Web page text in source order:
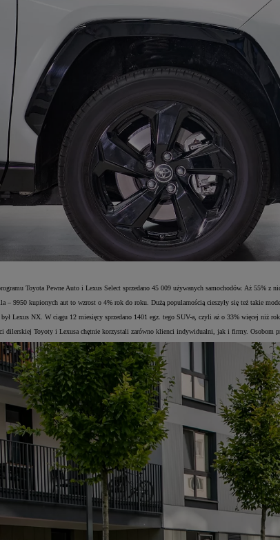
Toyota Pewne Auto i Lexus Select sprzedano 45 009 używanych samochodów. Aż 55% z
– 9950 kupionych aut to wzrost o 4% rok do roku. Dużą popularnością cieszyły się też takie
Lexus NX. W ciągu 12 miesięcy sprzedano 1401 egz. tego SUV-a, czyli aż o 33% więcej niż
dilerskiej Toyoty i Lexusa chętnie korzystali zarówno klienci indywidualni, jak i firmy. Osobom